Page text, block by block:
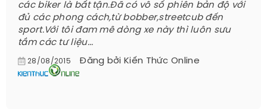
các biker là bất tận.Đã có vô số phiên bản độ với
đủ các phong cách,từ bobber,streetcub đến
sport.Với tôi đam mê dòng xe này thì luôn sưu
tầm các tư liệu...
28/08/2015 Đăng bởi Kiến Thức Online